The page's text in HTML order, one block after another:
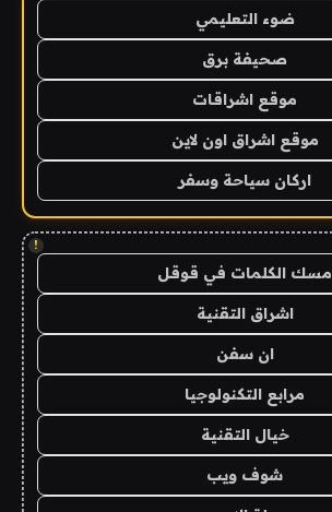
ضوء التعليمي
صحيفة برق
موقع اشراقات
موقع اشراق اون لاين
اركان سياحة وسفر
!
مسك الكلمات في قوقل
اشراق التقنية
ان سفن
مرابع التكنولوجيا
خيال التقنية
شوف ويب